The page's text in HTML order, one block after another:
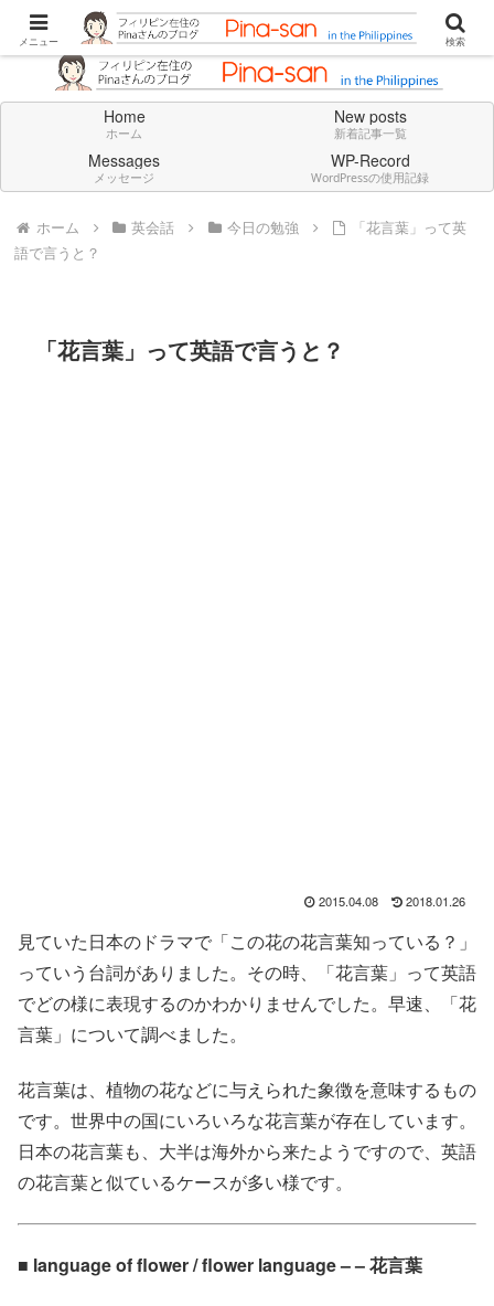
Don't think deeply. Feel always in English.
Home
ホーム
New posts
新着記事一覧
Messages
メッセージ
WP-Record
WordPressの使用記録
ホーム 英会話 今日の勉強
「花言葉」って英
語で言うと？
「花言葉」って英語で言うと？
2015.04.08 2018.01.26
見ていた日本のドラマで「この花の花言葉知っている？」
っていう台詞がありました。その時、「花言葉」って英語
でどの様に表現するのかわかりませんでした。早速、「花
言葉」について調べました。
花言葉は、植物の花などに与えられた象徴を意味するもの
です。世界中の国にいろいろな花言葉が存在しています。
日本の花言葉も、大半は海外から来たようですので、英語
の花言葉と似ているケースが多い様です。
■ language of flower / flower language – – 花言葉
メニュー 検索